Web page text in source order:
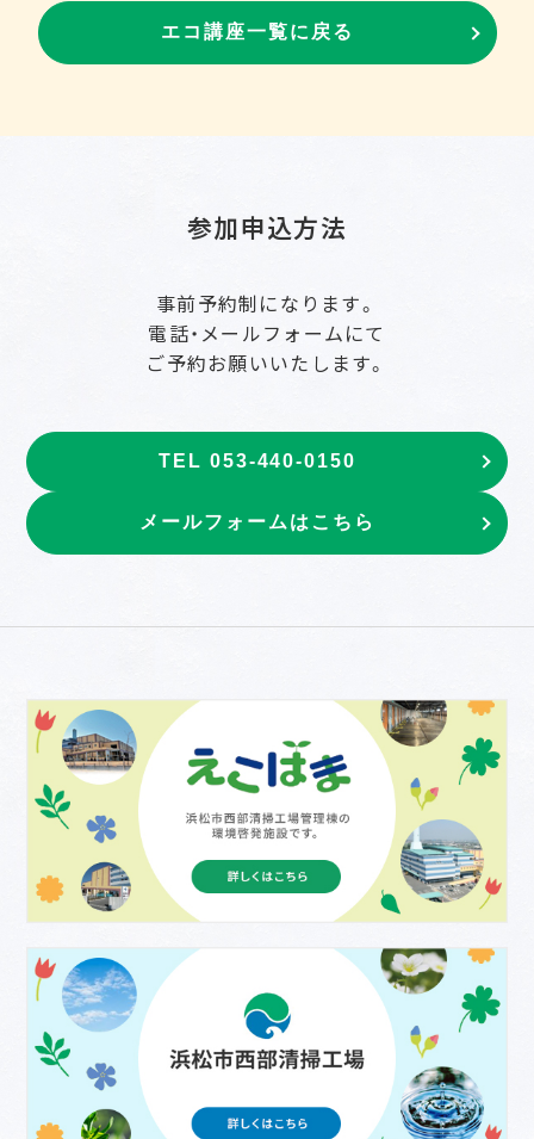
エコ講座一覧に戻る
参加申込方法
事前予約制になります。
電話・メールフォームにて
ご予約お願いいたします。
TEL 053-440-0150
メールフォームはこちら